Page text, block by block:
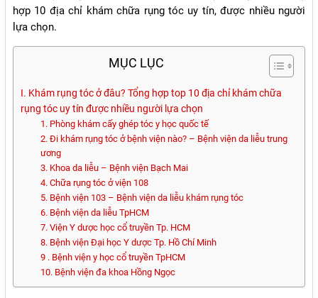
hợp 10 địa chỉ khám chữa rụng tóc uy tín, được nhiều người
lựa chọn.
MỤC LỤC
I. Khám rụng tóc ở đâu? Tổng hợp top 10 địa chỉ khám chữa
rụng tóc uy tín được nhiều người lựa chọn
1. Phòng khám cấy ghép tóc y học quốc tế
2. Đi khám rụng tóc ở bệnh viện nào? – Bệnh viện da liễu trung
ương
3. Khoa da liễu – Bệnh viện Bạch Mai
4. Chữa rụng tóc ở viện 108
5. Bệnh viện 103 – Bệnh viện da liễu khám rụng tóc
6. Bệnh viện da liễu TpHCM
7. Viện Y dược học cổ truyền Tp. HCM
8. Bệnh viện Đại học Y dược Tp. Hồ Chí Minh
9 . Bệnh viện y học cổ truyền TpHCM
10. Bệnh viện đa khoa Hồng Ngọc